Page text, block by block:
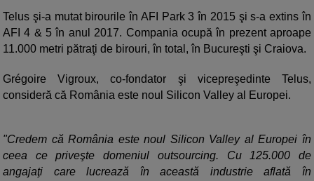
Telus şi-a mutat birourile în AFI Park 3 în 2015 şi s-a extins în
AFI 4 & 5 în anul 2017. Compania ocupă în prezent aproape
11.000 metri pătraţi de birouri, în total, în Bucureşti şi Craiova.
Grégoire Vigroux, co-fondator şi vicepreşedinte Telus,
consideră că România este noul Silicon Valley al Europei.
"Credem că România este noul Silicon Valley al Europei în
ceea ce priveşte domeniul outsourcing. Cu 125.000 de
angajaţi care lucrează în această industrie aflată în